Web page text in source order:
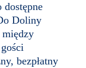
dostępne
Doliny
między
bezpłatny